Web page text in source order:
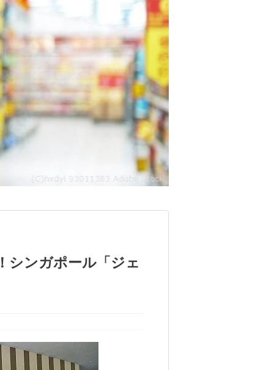
シンガポール「ジェ